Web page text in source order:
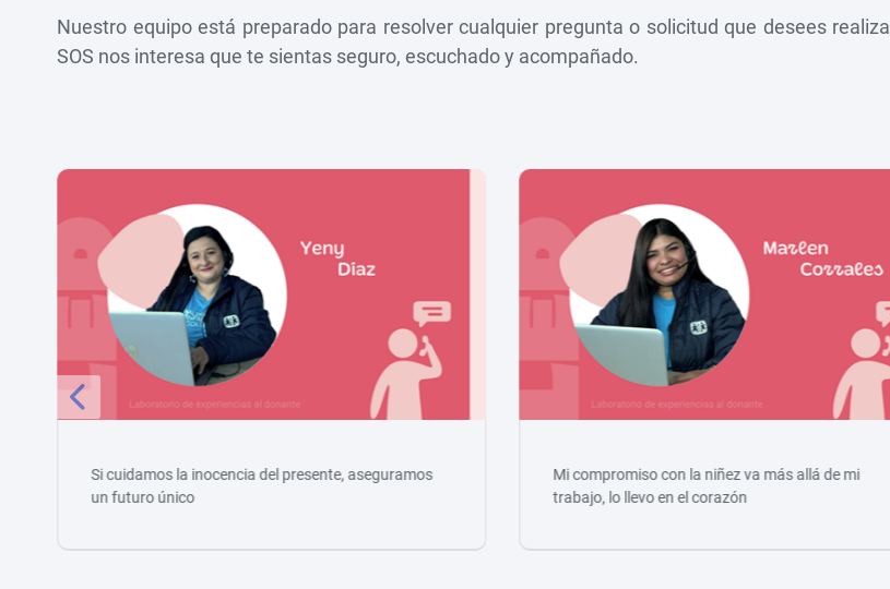
Nuestro equipo está preparado para resolver cualquier pregunta o solicitud que desees
SOS nos interesa que te sientas seguro, escuchado y acompañado.
Si cuidamos la inocencia del presente, aseguramos
un futuro único
Mi compromiso con la niñez va más allá de mi
trabajo, lo llevo en el corazón